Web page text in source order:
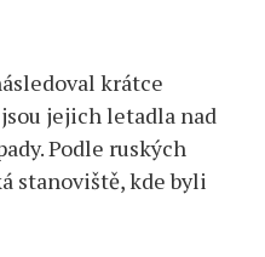
krátce
jejich letadla nad
Podle ruských
stanoviště, kde byli